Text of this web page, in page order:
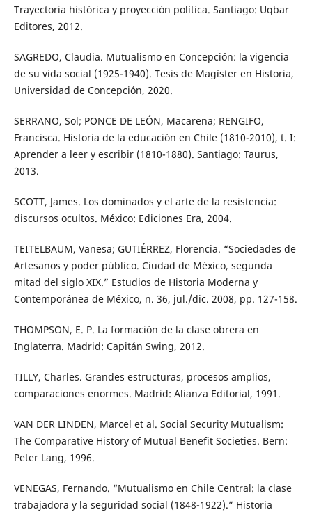
Trayectoria histórica y proyección política. Santiago: Uqbar
Editores, 2012.
SAGREDO, Claudia. Mutualismo en Concepción: la vigencia
de su vida social (1925-1940). Tesis de Magíster en Historia,
Universidad de Concepción, 2020.
SERRANO, Sol; PONCE DE LEÓN, Macarena; RENGIFO,
Francisca. Historia de la educación en Chile (1810-2010), t. I:
Aprender a leer y escribir (1810-1880). Santiago: Taurus,
2013.
SCOTT, James. Los dominados y el arte de la resistencia:
discursos ocultos. México: Ediciones Era, 2004.
TEITELBAUM, Vanesa; GUTIÉRREZ, Florencia. “Sociedades de
Artesanos y poder público. Ciudad de México, segunda
mitad del siglo XIX.” Estudios de Historia Moderna y
Contemporánea de México, n. 36, jul./dic. 2008, pp. 127-158.
THOMPSON, E. P. La formación de la clase obrera en
Inglaterra. Madrid: Capitán Swing, 2012.
TILLY, Charles. Grandes estructuras, procesos amplios,
comparaciones enormes. Madrid: Alianza Editorial, 1991.
VAN DER LINDEN, Marcel et al. Social Security Mutualism:
The Comparative History of Mutual Benefit Societies. Bern:
Peter Lang, 1996.
VENEGAS, Fernando. “Mutualismo en Chile Central: la clase
trabajadora y la seguridad social (1848-1922).” Historia